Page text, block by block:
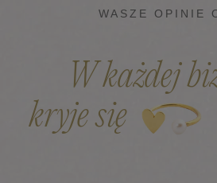
WASZE OPINIE
W każdej
kryje się